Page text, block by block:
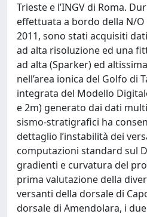
Trieste e l’INGV di Roma.
effettuata a bordo della N/O
2011, sono stati acquisiti
ad alta risoluzione ed una
ad alta (Sparker) ed
nell’area ionica del Golfo di
integrata del Modello
e 2m) generato dai dati
sismo-stratigrafici ha
dettaglio l’instabilità dei
computazioni standard sul
gradienti e curvatura del
prima valutazione della
versanti della dorsale di
dorsale di Amendolara, i